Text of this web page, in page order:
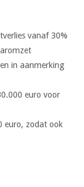
vanaf 30%
in aanmerking
euro voor
euro, zodat ook